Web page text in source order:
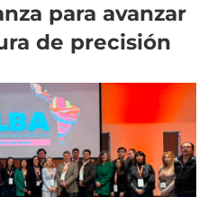
para avanzar
de precisión